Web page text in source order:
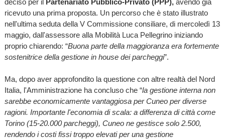
deciso per il Partenariato Pubblico-Privato (PPP),avendo già
ricevuto una prima proposta. Un percorso che è stato illustrato
nell'ultima seduta della V Commissione consiliare, di mercoledì 13
maggio, dall'assessore alla Mobilità Luca Pellegrino iniziando
proprio chiarendo: “Buona parte della maggioranza era fortemente
sostenitrice della gestione in house dei parcheggi”.
Ma, dopo aver approfondito la questione con altre realtà del Nord
Italia, l'Amministrazione ha concluso che “la gestione interna non
sarebbe economicamente vantaggiosa per Cuneo per diverse
ragioni. Importante l'economia di scala: a differenza di città come
Torino (15-20.000 parcheggi), Cuneo ne gestisce solo 2.500,
rendendo i costi fissi troppo elevati per una gestione